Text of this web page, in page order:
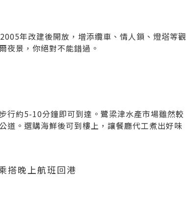
年改建後開放，增添纜車、情人鎖、燈塔等觀
夜景，你絕對不能錯過。
行約5-10分鐘即可到達。鷺梁津水產市場雖然較
道。選購海鮮後可到樓上，讓餐廳代工煮出好味
搭晚上航班回港